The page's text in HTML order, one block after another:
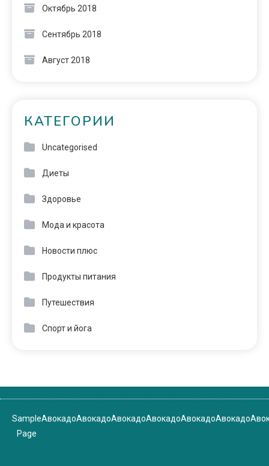
Октябрь 2018
Сентябрь 2018
Август 2018
КАТЕГОРИИ
Uncategorised
Диеты
Здоровье
Мода и красота
Новости плюс
Продукты питания
Путешествия
Спорт и йога
Sample
Page
АвокадоАвокадоАвокадоАвокадоАвокадоАвокадо